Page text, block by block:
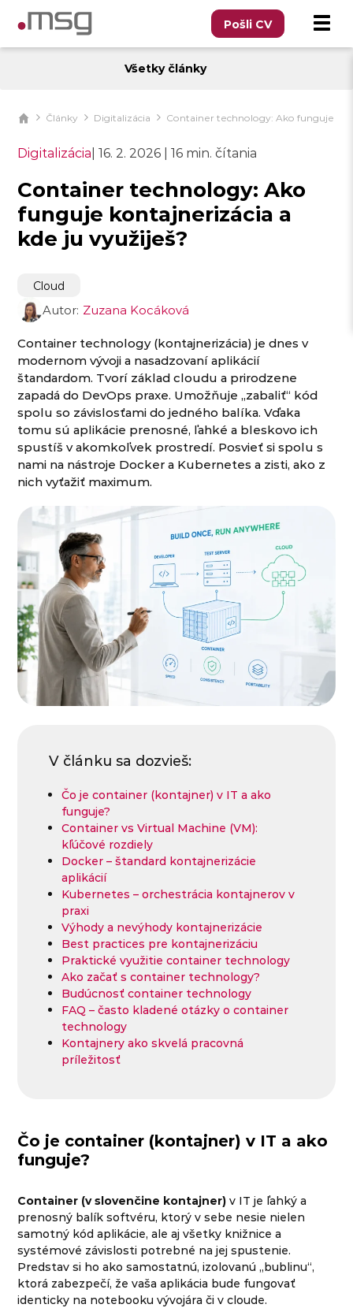
Pošli CV
Všetky články
Články Digitalizácia Container technology: Ako funguje
Digitalizácia| 16. 2. 2026 | 16 min. čítania
Container technology: Ako
funguje kontajnerizácia a
kde ju využiješ?
Autor: Zuzana Kocáková
Cloud
Container technology (kontajnerizácia) je dnes v
modernom vývoji a nasadzovaní aplikácií
štandardom. Tvorí základ cloudu a prirodzene
zapadá do DevOps praxe. Umožňuje „zabaliť“ kód
spolu so závislosťami do jedného balíka. Vďaka
tomu sú aplikácie prenosné, ľahké a bleskovo ich
spustíš v akomkoľvek prostredí. Posvieť si spolu s
nami na nástroje Docker a Kubernetes a zisti, ako z
nich vyťažiť maximum.
V článku sa dozvieš:
Čo je container (kontajner) v IT a ako
funguje?
Container vs Virtual Machine (VM):
kľúčové rozdiely
Docker – štandard kontajnerizácie
aplikácií
Kubernetes – orchestrácia kontajnerov v
praxi
Výhody a nevýhody kontajnerizácie
Best practices pre kontajnerizáciu
Praktické využitie container technology
Ako začať s container technology?
Budúcnosť container technology
FAQ – často kladené otázky o container
technology
Kontajnery ako skvelá pracovná
príležitosť
Čo je container (kontajner) v IT a ako
funguje?
Container (v slovenčine kontajner) v IT je ľahký a
prenosný balík softvéru, ktorý v sebe nesie nielen
samotný kód aplikácie, ale aj všetky knižnice a
systémové závislosti potrebné na jej spustenie.
Predstav si ho ako samostatnú, izolovanú „bublinu“,
ktorá zabezpečí, že vaša aplikácia bude fungovať
identicky na notebooku vývojára či v cloude.